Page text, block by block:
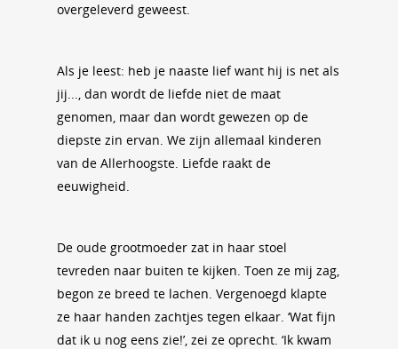
overgeleverd geweest.
Als je leest: heb je naaste lief want hij is net als
jij..., dan wordt de liefde niet de maat
genomen, maar dan wordt gewezen op de
diepste zin ervan. We zijn allemaal kinderen
van de Allerhoogste. Liefde raakt de
eeuwigheid.
De oude grootmoeder zat in haar stoel
tevreden naar buiten te kijken. Toen ze mij zag,
begon ze breed te lachen. Vergenoegd klapte
ze haar handen zachtjes tegen elkaar. ‘Wat fijn
dat ik u nog eens zie!’, zei ze oprecht. ‘Ik kwam